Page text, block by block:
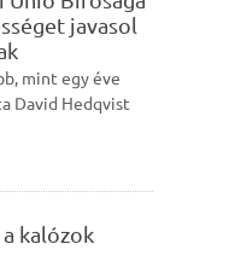
javasol
mint egy éve
David Hedqvist
kalózok